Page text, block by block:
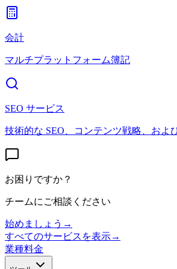
会計
マルチプラットフォーム簿記
SEO サービス
技術的な SEO、コンテンツ戦略、およ
お困りですか？
チームにご相談ください
始めましょう →
すべてのサービスを表示→
業種料金